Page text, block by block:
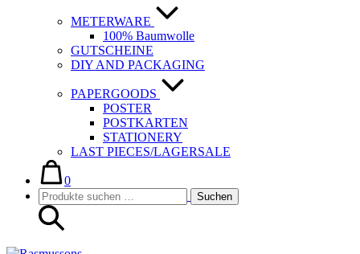
METERWARE
100% Baumwolle
GUTSCHEINE
DIY AND PACKAGING
PAPERGOODS
POSTER
POSTKARTEN
STATIONERY
LAST PIECES/LAGERSALE
Warenkorb
0im
Warenkorb
Suche-
Schalter
Suchen
nach:
Suchen